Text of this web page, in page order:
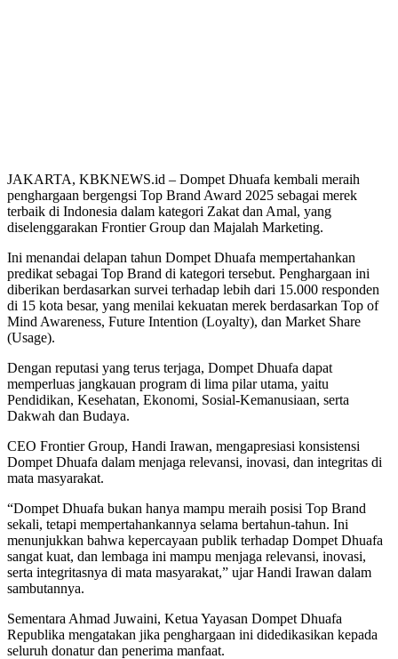
JAKARTA, KBKNEWS.id – Dompet Dhuafa kembali meraih
penghargaan bergengsi Top Brand Award 2025 sebagai merek
terbaik di Indonesia dalam kategori Zakat dan Amal, yang
diselenggarakan Frontier Group dan Majalah Marketing.
Ini menandai delapan tahun Dompet Dhuafa mempertahankan
predikat sebagai Top Brand di kategori tersebut. Penghargaan ini
diberikan berdasarkan survei terhadap lebih dari 15.000 responden
di 15 kota besar, yang menilai kekuatan merek berdasarkan Top of
Mind Awareness, Future Intention (Loyalty), dan Market Share
(Usage).
Dengan reputasi yang terus terjaga, Dompet Dhuafa dapat
memperluas jangkauan program di lima pilar utama, yaitu
Pendidikan, Kesehatan, Ekonomi, Sosial-Kemanusiaan, serta
Dakwah dan Budaya.
CEO Frontier Group, Handi Irawan, mengapresiasi konsistensi
Dompet Dhuafa dalam menjaga relevansi, inovasi, dan integritas di
mata masyarakat.
“Dompet Dhuafa bukan hanya mampu meraih posisi Top Brand
sekali, tetapi mempertahankannya selama bertahun-tahun. Ini
menunjukkan bahwa kepercayaan publik terhadap Dompet Dhuafa
sangat kuat, dan lembaga ini mampu menjaga relevansi, inovasi,
serta integritasnya di mata masyarakat,” ujar Handi Irawan dalam
sambutannya.
Sementara Ahmad Juwaini, Ketua Yayasan Dompet Dhuafa
Republika mengatakan jika penghargaan ini didedikasikan kepada
seluruh donatur dan penerima manfaat.